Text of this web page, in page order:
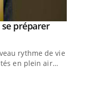
se préparer
rythme de vie !
en plein air…